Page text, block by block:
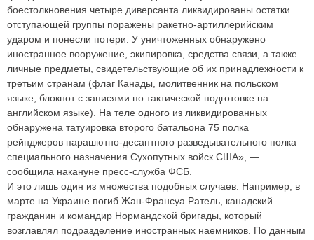
боестолкновения четыре диверсанта ликвидированы остатки
отступающей группы поражены ракетно-артиллерийским
ударом и понесли потери. У уничтоженных обнаружено
иностранное вооружение, экипировка, средства связи, а также
личные предметы, свидетельствующие об их принадлежности к
третьим странам (флаг Канады, молитвенник на польском
языке, блокнот с записями по тактической подготовке на
английском языке). На теле одного из ликвидированных
обнаружена татуировка второго батальона 75 полка
рейнджеров парашютно-десантного разведывательного полка
специального назначения Сухопутных войск США», —
сообщила накануне пресс-служба ФСБ.
И это лишь один из множества подобных случаев. Например, в
марте на Украине погиб Жан-Франсуа Ратель, канадский
гражданин и командир Нормандской бригады, который
возглавлял подразделение иностранных наемников. По данным